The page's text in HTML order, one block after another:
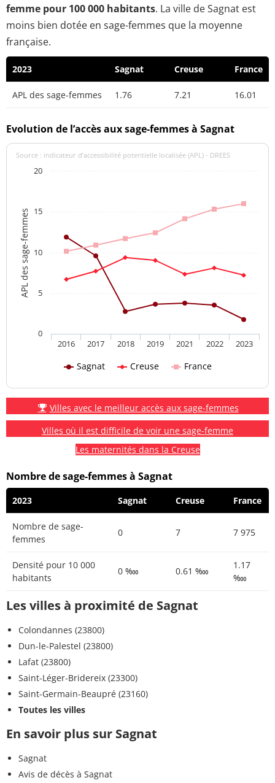
femme pour 100 000 habitants. La ville de Sagnat est
moins bien dotée en sage-femmes que la moyenne
française.
2023 Sagnat Creuse France
APL des sage-femmes 1.76 7.21 16.01
Evolution de l’accès aux sage-femmes à Sagnat
APL des sage-femmes
Source : indicateur d’accessibilité potentielle localisée (APL) - DREES
Sagnat Creuse France
2016 2017 2018 2019 2021 2022 2023
0
5
10
15
20
Villes avec le meilleur accès aux sage-femmes
Villes où il est difficile de voir une sage-femme
Les maternités dans la Creuse
Nombre de sage-femmes à Sagnat
2023 Sagnat Creuse France
Nombre de sage-
femmes
0 7 7 975
Densité pour 10 000
habitants
0 ‱ 0.61 ‱
1.17
‱
Les villes à proximité de Sagnat
Colondannes (23800)
Dun-le-Palestel (23800)
Lafat (23800)
Saint-Léger-Bridereix (23300)
Saint-Germain-Beaupré (23160)
Toutes les villes
En savoir plus sur Sagnat
Sagnat
Avis de décès à Sagnat